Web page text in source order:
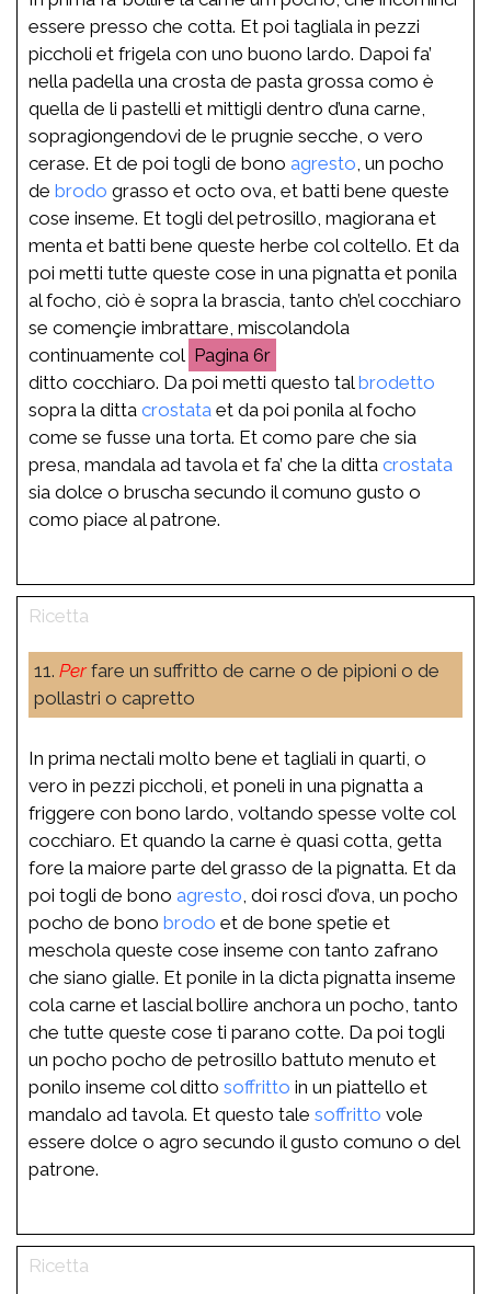
essere presso che cotta. Et poi tagliala in pezzi
piccholi et frigela con uno buono lardo. Dapoi fa’
nella padella una crosta de pasta grossa como è
quella de li pastelli et mittigli dentro d’una carne,
sopragiongendovi de le prugnie secche, o vero
cerase. Et de poi togli de bono agresto , un pocho
de brodo grasso et octo ova, et batti bene queste
cose inseme. Et togli del petrosillo, magiorana et
menta et batti bene queste herbe col coltello. Et da
poi metti tutte queste cose in una pignatta et ponila
al focho, ciò è sopra la brascia, tanto ch’el cocchiaro
se començie imbrattare, miscolandola
continuamente col
6r
ditto cocchiaro. Da poi metti questo talbrodetto
sopra la ditta crostata et da poi ponila al focho
come se fusse una torta. Et como pare che sia
presa, mandala ad tavola et fa’ che la ditta crostata
sia dolce o bruscha secundo il comuno gusto o
como piace al patrone.
11. Perfare un suffritto de carne o de pipioni o de
pollastri o capretto
In prima nectali molto bene et tagliali in quarti, o
vero in pezzi piccholi, et poneli in una pignatta a
friggere con bono lardo, voltando spesse volte col
cocchiaro. Et quando la carne è quasi cotta, getta
fore la maiore parte del grasso de la pignatta. Et da
poi togli de bono agresto , doi rosci d’ova, un pocho
pocho de bono brodo et de bone spetie et
meschola queste cose inseme con tanto zafrano
che siano gialle. Et ponile in la dicta pignatta inseme
cola carne et lascial bollire anchora un pocho, tanto
che tutte queste cose ti parano cotte. Da poi togli
un pocho pocho de petrosillo battuto menuto et
ponilo inseme col ditto soffritto in un piattello et
mandalo ad tavola. Et questo tale soffritto vole
essere dolce o agro secundo il gusto comuno o del
patrone.